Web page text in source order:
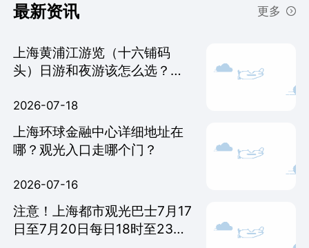
最新资讯 更多
上海黄浦江游览（十六铺码
头）日游和夜游该怎么选？有
2026-07-18
上海环球金融中心详细地址在
哪？观光入口走哪个门？
2026-07-16
注意！上海都市观光巴士7月17
日至7月20日每日18时至23